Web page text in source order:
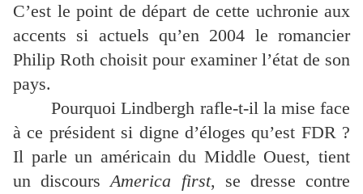
C’est le point de départ de cette uchronie aux
accents si actuels qu’en 2004 le romancier
Philip Roth choisit pour examiner l’état de son
pays.
Pourquoi Lindbergh rafle-t-il la mise face
à ce président si digne d’éloges qu’est FDR ?
Il parle un américain du Middle Ouest, tient
un discoursAmerica first, se dresse contre